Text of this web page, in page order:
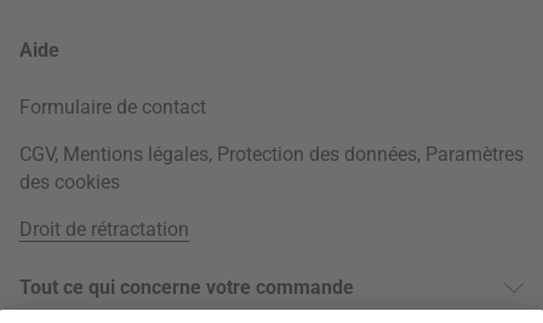
Aide
Formulaire de contact
CGV, Mentions légales, Protection des données, Paramètres
des cookies
Droit de rétractation
Tout ce qui concerne votre commande